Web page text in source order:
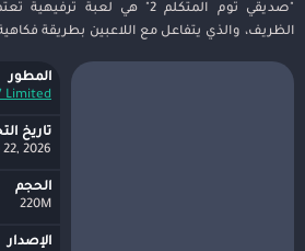
"صديقي توم المتكلم 2" هي
الظريف، والذي يتفاعل مع اللاعبين بطريقة
المطور
Limited
تاريخ
22, 2026
الحجم
220M
الإصدار